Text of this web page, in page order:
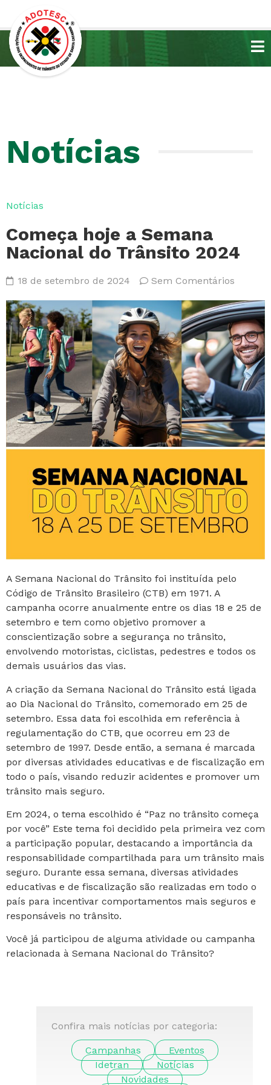
Notícias
Notícias
Começa hoje a Semana
Nacional do Trânsito 2024
18 de setembro de 2024 Sem Comentários
A Semana Nacional do Trânsito foi instituída pelo
Código de Trânsito Brasileiro (CTB) em 1971. A
campanha ocorre anualmente entre os dias 18 e 25 de
setembro e tem como objetivo promover a
conscientização sobre a segurança no trânsito,
envolvendo motoristas, ciclistas, pedestres e todos os
demais usuários das vias.
A criação da Semana Nacional do Trânsito está ligada
ao Dia Nacional do Trânsito, comemorado em 25 de
setembro. Essa data foi escolhida em referência à
regulamentação do CTB, que ocorreu em 23 de
setembro de 1997. Desde então, a semana é marcada
por diversas atividades educativas e de fiscalização em
todo o país, visando reduzir acidentes e promover um
trânsito mais seguro.
Em 2024, o tema escolhido é “Paz no trânsito começa
por você” Este tema foi decidido pela primeira vez com
a participação popular, destacando a importância da
responsabilidade compartilhada para um trânsito mais
seguro. Durante essa semana, diversas atividades
educativas e de fiscalização são realizadas em todo o
país para incentivar comportamentos mais seguros e
responsáveis no trânsito.
Você já participou de alguma atividade ou campanha
relacionada à Semana Nacional do Trânsito?
Confira mais notícias por categoria:
Campanhas
Eventos
Idetran
Notícias
Novidades